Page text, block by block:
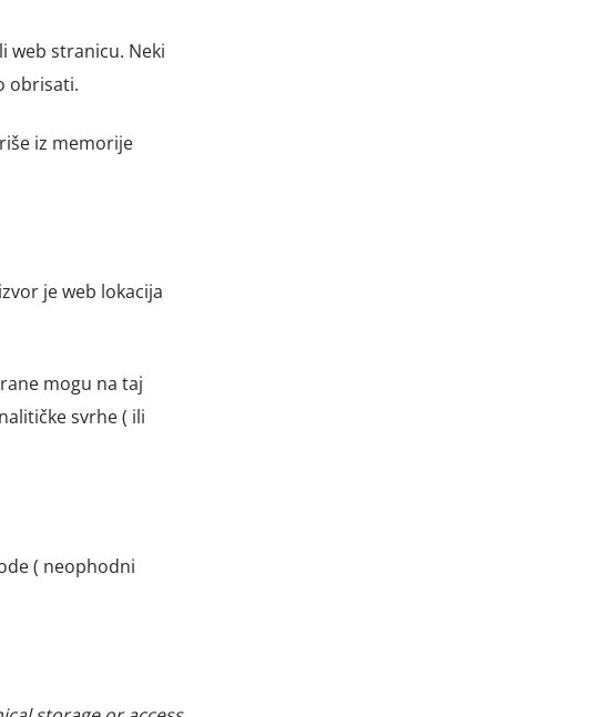
web stranicu. Neki
obrisati.
iz memorije
je web lokacija
mogu na taj
svrhe ( ili
( neophodni